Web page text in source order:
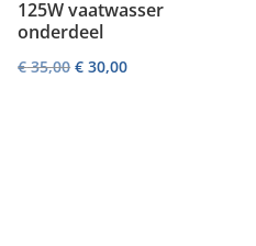
125W vaatwasser
onderdeel
€35,00 Oorspronkelijke
€ 30,00Huidige